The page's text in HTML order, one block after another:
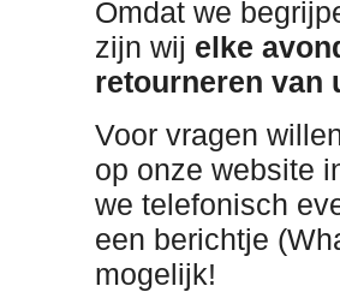
Omdat we
zijn wij elke
retourneren van
Voor vragen
op onze website
we telefonisch
een berichtje
mogelijk!